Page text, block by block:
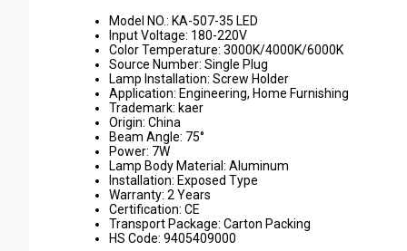
Model NO.: KA-507-35 LED
Input Voltage: 180-220V
Color Temperature: 3000K/4000K/6000K
Source Number: Single Plug
Lamp Installation: Screw Holder
Application: Engineering, Home Furnishing
Trademark: kaer
Origin: China
Beam Angle: 75°
Power: 7W
Lamp Body Material: Aluminum
Installation: Exposed Type
Warranty: 2 Years
Certification: CE
Transport Package: Carton Packing
HS Code: 9405409000